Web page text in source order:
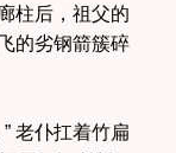
柱后，祖父的
的劣钢箭簇碎
老仆扛着竹扁